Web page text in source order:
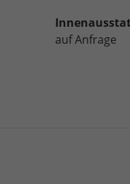
auf Anfrage